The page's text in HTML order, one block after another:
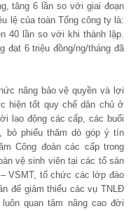
tăng 6 lần so với giai đoạn
lệ của toàn Tổng công ty là:
40 lần so với khi thành lập.
đạt 6 triệu đồng/ng/tháng đã
năng bảo vệ quyền và lợi
hiện tốt quy chế dân chủ ở
lao động các cấp, các buổi
bỏ phiếu thăm dò góp ý tín
Công đoàn các cấp trong
vệ sinh viên tại các tổ sản
VSMT, tổ chức các lớp đào
để giảm thiểu các vụ TNLĐ
quan tâm nâng cao đời